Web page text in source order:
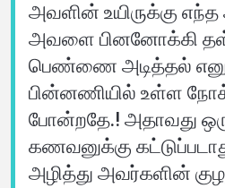
அவளின் உயிருக்கு
அவளை பினனோக்கி
பெண்ணை அடித்தல்
பின்னணியில் உள்ள
போன்றதே.! அதாவது
கணவனுக்கு
அழித்து அவர்களின்